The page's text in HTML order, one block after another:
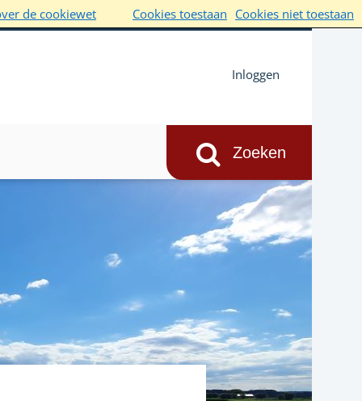
de cookiewet Cookies toestaan Cookies niet toestaan
Inloggen